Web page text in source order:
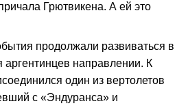
Грютвикена. А ей это
продолжали развиваться в
аргентинцев направлении. К
один из вертолетов
с «Эндуранса» и